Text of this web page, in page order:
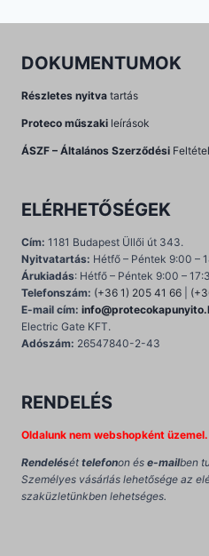
DOKUMENTUMOK
Részletes nyitva tartás
Proteco műszaki leírások
ÁSZF – Általános Szerződési
ELÉRHETŐSÉGEK
Cím: 1181 Budapest Üllői út 343.
Nyitvatartás: Hétfő – Péntek 9:00 –
Árukiadás: Hétfő – Péntek 9:00 –
Telefonszám: (+36 1) 205 41 66
E-mail cím:
Electric Gate KFT.
Adószám: 26547840-2-43
RENDELÉS
Oldalunk nem webshopként üzemel.
Rendelését telefonon és e-mailben
Személyes vásárlás lehetősége az
szaküzletünkben lehetséges.